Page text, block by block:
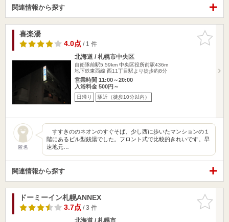
関連情報から探す
お気に入
りに追加
喜楽湯
4.0点/ 1 件
北海道 / 札幌市中央区
自衛隊前駅5.59km 中央区役所前駅436m
地下鉄東西線 西11丁目駅より徒歩約8分
営業時間 11:00～20:00
入浴料金 500円～
日帰り 駅近（徒歩10分以内）
匿名
すすきののネオンのすぐそば、少し西に歩いたマンションの１
階にあるビル型銭湯でした。フロント式で比較的きれいです。早
速地元…
関連情報から探す
お気に入
りに追加
ドーミーイン札幌ANNEX
3.7点/ 3 件
北海道 / 札幌市